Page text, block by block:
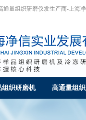
通量组织研磨仪发生产商-上海
组织研磨机 高通量组